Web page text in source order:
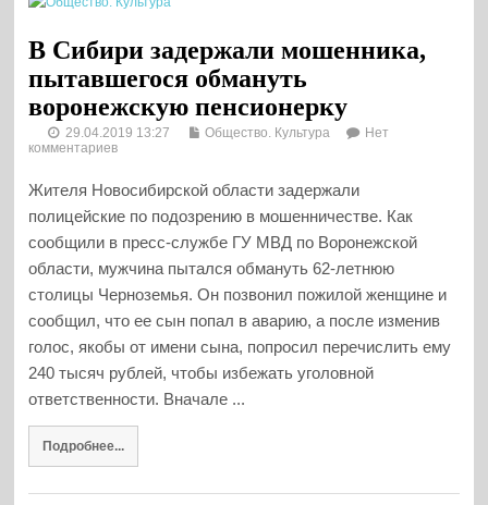
В Сибири задержали мошенника,
пытавшегося обмануть
воронежскую пенсионерку
29.04.2019 13:27 Общество. Культура
Нет
комментариев
Жителя Новосибирской области задержали
полицейские по подозрению в мошенничестве. Как
сообщили в пресс-службе ГУ МВД по Воронежской
области, мужчина пытался обмануть 62-летнюю
столицы Черноземья. Он позвонил пожилой женщине и
сообщил, что ее сын попал в аварию, а после изменив
голос, якобы от имени сына, попросил перечислить ему
240 тысяч рублей, чтобы избежать уголовной
ответственности. Вначале ...
Подробнее...